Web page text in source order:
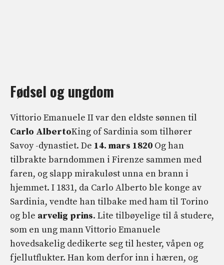
Fødsel og ungdom
Vittorio Emanuele II var den eldste sønnen til
Carlo AlbertoKing of Sardinia som tilhører
Savoy -dynastiet. De 14. mars 1820 Og han
tilbrakte barndommen i Firenze sammen med
faren, og slapp mirakuløst unna en brann i
hjemmet. I 1831, da Carlo Alberto ble konge av
Sardinia, vendte han tilbake med ham til Torino
og ble arvelig prins. Lite tilbøyelige til å studere,
som en ung mann Vittorio Emanuele
hovedsakelig dedikerte seg til hester, våpen og
fjellutflukter. Han kom derfor inn i hæren, og